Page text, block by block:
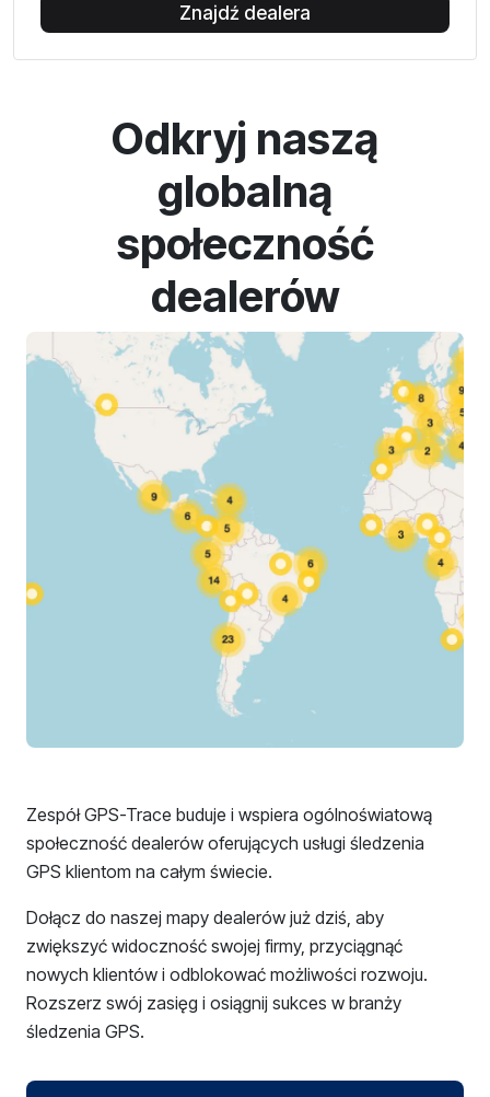
Znajdź dealera
Odkryj naszą
globalną
społeczność
dealerów
Zespół GPS-Trace buduje i wspiera ogólnoświatową
społeczność dealerów oferujących usługi śledzenia
GPS klientom na całym świecie.
Dołącz do naszej mapy dealerów już dziś, aby
zwiększyć widoczność swojej firmy, przyciągnąć
nowych klientów i odblokować możliwości rozwoju.
Rozszerz swój zasięg i osiągnij sukces w branży
śledzenia GPS.